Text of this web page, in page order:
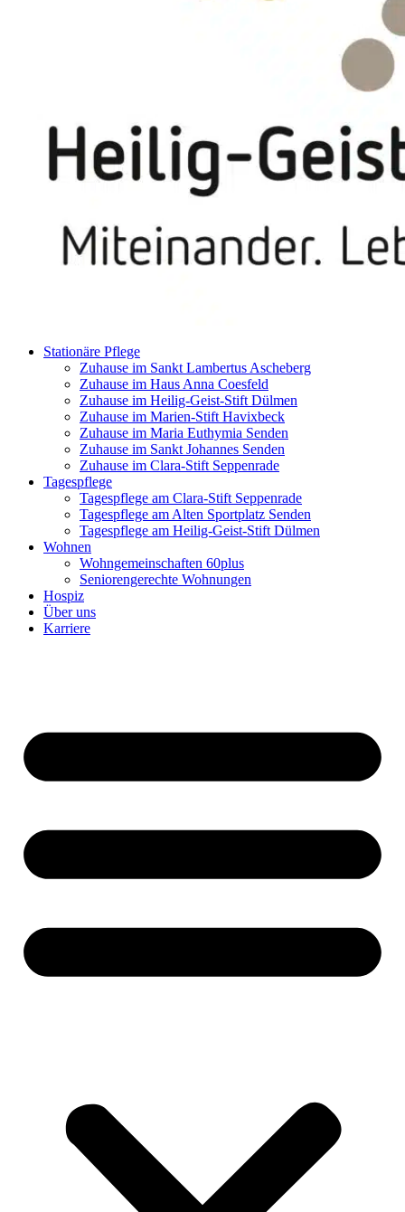
Stationäre Pflege
Zuhause im Sankt Lambertus Ascheberg
Zuhause im Haus Anna Coesfeld
Zuhause im Heilig-Geist-Stift Dülmen
Zuhause im Marien-Stift Havixbeck
Zuhause im Maria Euthymia Senden
Zuhause im Sankt Johannes Senden
Zuhause im Clara-Stift Seppenrade
Tagespflege
Tagespflege am Clara-Stift Seppenrade
Tagespflege am Alten Sportplatz Senden
Tagespflege am Heilig-Geist-Stift Dülmen
Wohnen
Wohngemeinschaften 60plus
Seniorengerechte Wohnungen
Hospiz
Über uns
Karriere